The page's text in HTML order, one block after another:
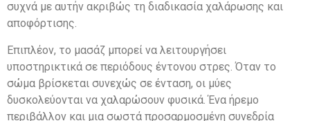
συχνά με αυτήν ακριβώς τη διαδικασία χαλάρωσης και
αποφόρτισης.
Επιπλέον, το μασάζ μπορεί να λειτουργήσει
υποστηρικτικά σε περιόδους έντονου στρες. Όταν το
σώμα βρίσκεται συνεχώς σε ένταση, οι μύες
δυσκολεύονται να χαλαρώσουν φυσικά. Ένα ήρεμο
περιβάλλον και μια σωστά προσαρμοσμένη συνεδρία